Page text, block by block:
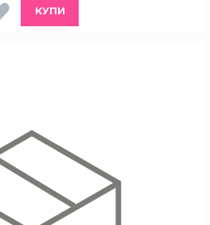
КУПИ